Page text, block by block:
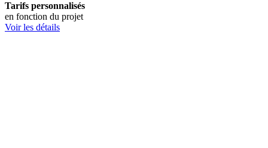
Tarifs personnalisés
en fonction du projet
Voir les détails